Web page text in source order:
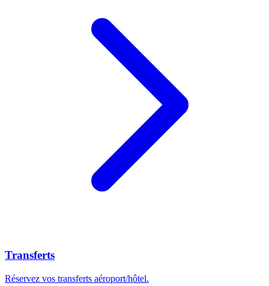
Transferts
Réservez vos transferts aéroport/hôtel.